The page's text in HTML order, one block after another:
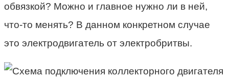
обвязкой? Можно и главное нужно ли в ней,
что-то менять? В данном конкретном случае
это электродвигатель от электробритвы.